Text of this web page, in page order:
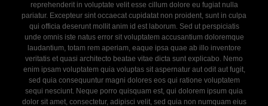
reprehenderit in voluptate velit esse cillum dolore eu fugiat nulla
pariatur. Excepteur sint occaecat cupidatat non proident, sunt in culpa
qui officia deserunt mollit anim id est laborum. Sed ut perspiciatis
unde omnis iste natus error sit voluptatem accusantium doloremque
laudantium, totam rem aperiam, eaque ipsa quae ab illo inventore
veritatis et quasi architecto beatae vitae dicta sunt explicabo. Nemo
enim ipsam voluptatem quia voluptas sit aspernatur aut odit aut fugit,
sed quia consequuntur magni dolores eos qui ratione voluptatem
sequi nesciunt. Neque porro quisquam est, qui dolorem ipsum quia
dolor sit amet, consectetur, adipisci velit, sed quia non numquam eius